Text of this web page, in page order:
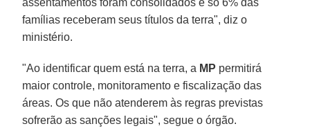
famílias receberam seus títulos da terra", diz o
ministério.
"Ao identificar quem está na terra, a MP permitirá
maior controle, monitoramento e fiscalização das
áreas. Os que não atenderem às regras previstas
sofrerão as sanções legais", segue o órgão.